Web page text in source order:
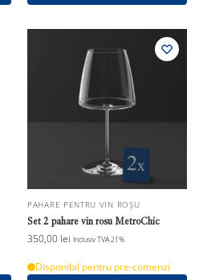
PAHARE PENTRU VIN ROȘU
Set 2 pahare vin rosu MetroChic
350,00 lei Inclusiv TVA 21%
Disponibil pentru pre-comenzi